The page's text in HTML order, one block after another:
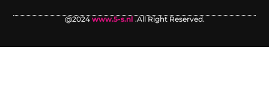
@2024www.5-s.nl .All Right Reserved.